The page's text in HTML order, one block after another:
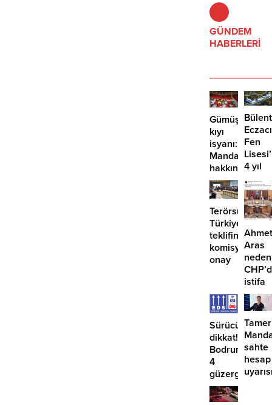
GÜNDEM
HABERLERİ
Gümüşlük’te
kıyı
isyanı:
Mandalinci
hakkında
suç
duyurusu
Bülent
Fen
4 yıl
geçti,
hâlâ
proje
Terörsüz
Türkiye
teklifine
komisyondan
onay
Ahmet
Aras
neden
istifa
Sürücüler
dikkat!
Bodrum’da
4
güzergahta
EDS
başlıyor
Tamer
sahte
hesap